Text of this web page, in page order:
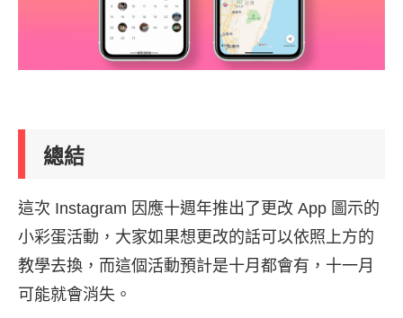
總結
這次 Instagram 因應十週年推出了更改 App 圖示的
小彩蛋活動，大家如果想更改的話可以依照上方的
教學去換，而這個活動預計是十月都會有，十一月
可能就會消失。